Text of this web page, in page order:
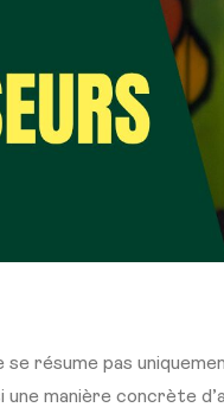
se résume pas
une manière concrète